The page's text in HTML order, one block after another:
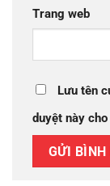
Trang web
Lưu tên
duyệt này